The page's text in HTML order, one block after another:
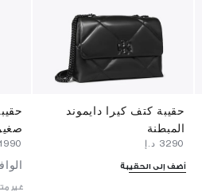
حقيبة كتف كيرا دايموند
المبطنة
أضف إلى الحقيبة
غير